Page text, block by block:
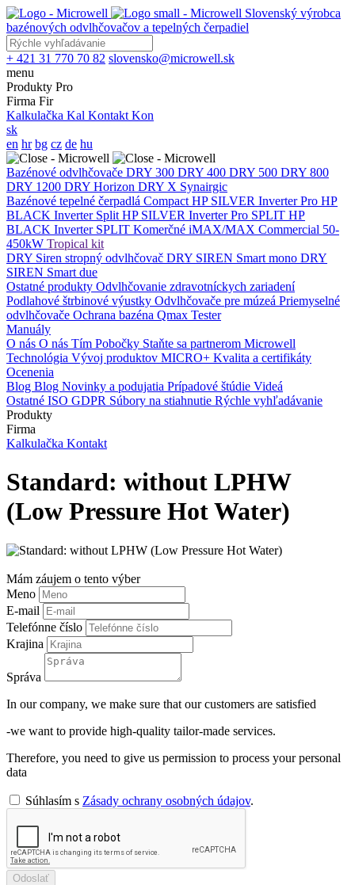
Slovenský výrobca
bazénových odvlhčovačov a tepelných čerpadiel
+ 421 31 770 70 82 slovensko@microwell.sk
menu
Produkty Pro
Firma Fir
Kalkulačka Kal Kontakt Kon
sk
en hr bg cz de hu
Bazénové odvlhčovače DRY 300 DRY 400 DRY 500 DRY 800
DRY 1200 DRY Horizon DRY X Synairgic
Bazénové tepelné čerpadlá Compact HP SILVER Inverter Pro HP
BLACK Inverter Split HP SILVER Inverter Pro SPLIT HP
BLACK Inverter SPLIT Komerčné iMAX/MAX Commercial 50-
450kW Tropical kit
DRY Siren stropný odvlhčovač DRY SIREN Smart mono DRY
SIREN Smart due
Ostatné produkty Odvlhčovanie zdravotníckych zariadení
Podlahové štrbinové výustky Odvlhčovače pre múzeá Priemyselné
odvlhčovače Ochrana bazéna Qmax Tester
Manuály
O nás O nás Tím Pobočky Staňte sa partnerom Microwell
Technológia Vývoj produktov MICRO+ Kvalita a certifikáty
Ocenenia
Blog Blog Novinky a podujatia Prípadové štúdie Videá
Ostatné ISO GDPR Súbory na stiahnutie Rýchle vyhľadávanie
Produkty
Firma
Kalkulačka Kontakt
Standard: without LPHW
(Low Pressure Hot Water)
Mám záujem o tento výber
Meno
E-mail
Telefónne číslo
Krajina
Správa
In our company, we make sure that our customers are satisfied
-we want to provide high-quality tailor-made services.
Therefore, you need to give us permission to process your personal
data
Súhlasím s Zásady ochrany osobných údajov.
Odoslať